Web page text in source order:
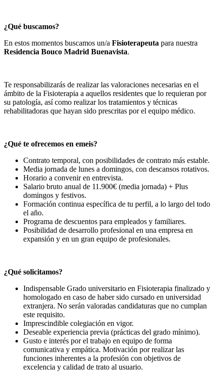
¿Qué buscamos?
En estos momentos buscamos un/a Fisioterapeuta para nuestra
Residencia Bouco Madrid Buenavista.
Te responsabilizarás de realizar las valoraciones necesarias en el
ámbito de la Fisioterapia a aquellos residentes que lo requieran por
su patología, así como realizar los tratamientos y técnicas
rehabilitadoras que hayan sido prescritas por el equipo médico.
¿Qué te ofrecemos en emeis?
Contrato temporal, con posibilidades de contrato más estable.
Media jornada de lunes a domingos, con descansos rotativos.
Horario a convenir en entrevista.
Salario bruto anual de 11.900€ (media jornada) + Plus
domingos y festivos.
Formación continua específica de tu perfil, a lo largo del todo
el año.
Programa de descuentos para empleados y familiares.
Posibilidad de desarrollo profesional en una empresa en
expansión y en un gran equipo de profesionales.
¿Qué solicitamos?
Indispensable Grado universitario en Fisioterapia finalizado y
homologado en caso de haber sido cursado en universidad
extranjera. No serán valoradas candidaturas que no cumplan
este requisito.
Imprescindible colegiación en vigor.
Deseable experiencia previa (prácticas del grado mínimo).
Gusto e interés por el trabajo en equipo de forma
comunicativa y empática. Motivación por realizar las
funciones inherentes a la profesión con objetivos de
excelencia y calidad de trato al usuario.